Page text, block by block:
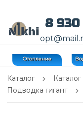
8 930
Отопление
Каталог
Подводка гигант